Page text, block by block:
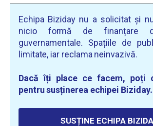
Echipa Biziday nu a solicitat și
nicio formă de finanțare
guvernamentale. Spațiile de
limitate, iar reclama neinvazivă.
Dacă îți place ce facem, poți
pentru susținerea echipei Biziday.
SUSȚINE ECHIPA